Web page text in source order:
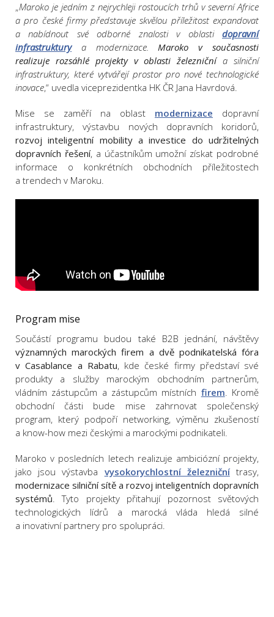
„Maroko je jedním z nejrychleji rostoucích trhů v severní Africe
a pro české firmy představuje skvělou příležitost expandovat
a nabídnout své odborné znalosti v oblasti dopravní
infrastrukturya modernizace.Maroko v současnosti
realizuje rozsáhlé projekty v oblasti železničnía silniční
infrastruktury, které vytvářejí prostor pro nové technologické
inovace,“ uvedla viceprezidentka HK ČR Jana Havrdová.
Mise se zaměří na oblast modernizace dopravní
infrastruktury, výstavbu nových dopravních koridorů,
rozvoj inteligentní mobility a investice do udržitelných
dopravních řešení, a účastníkům umožní získat podrobné
informace o konkrétních obchodních příležitostech
a trendech v Maroku.
Program mise
Součástí programu budou také B2B jednání, návštěvy
významných marockých firem a dvě podnikatelská fóra
v Casablance a Rabatu, kde české firmy představí své
produkty a služby marockým obchodním partnerům,
vládním zástupcům a zástupcům místních firem. Kromě
obchodní části bude mise zahrnovat společenský
program, který podpoří networking, výměnu zkušeností
a know-how mezi českými a marockými podnikateli.
Maroko v posledních letech realizuje ambiciózní projekty,
jako jsou výstavba vysokorychlostní železničnítrasy,
modernizace silniční sítě a rozvoj inteligentních dopravních
systémů. Tyto projekty přitahují pozornost světových
technologických lídrů a marocká vláda hledá silné
a inovativní partnery pro spolupráci.